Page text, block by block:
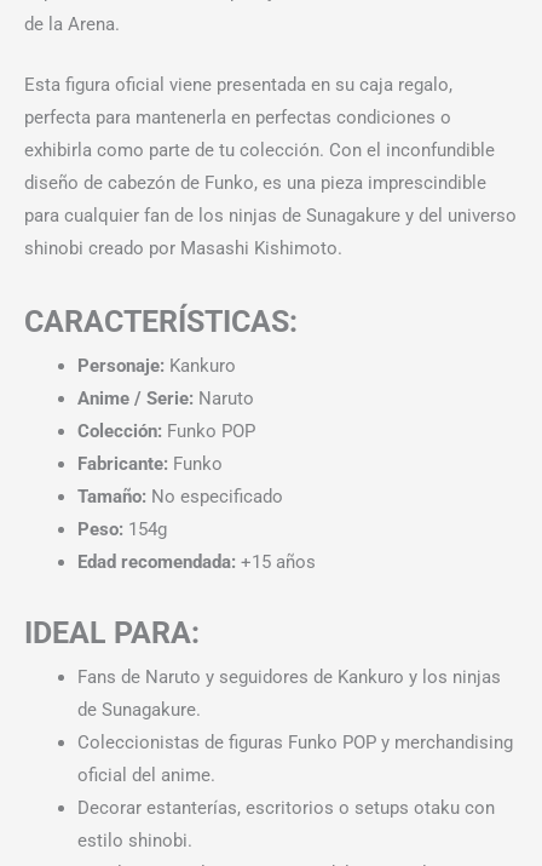
de la Arena.
Esta figura oficial viene presentada en su caja regalo,
perfecta para mantenerla en perfectas condiciones o
exhibirla como parte de tu colección. Con el inconfundible
diseño de cabezón de Funko, es una pieza imprescindible
para cualquier fan de los ninjas de Sunagakure y del universo
shinobi creado por Masashi Kishimoto.
CARACTERÍSTICAS:
Personaje: Kankuro
Anime / Serie: Naruto
Colección: Funko POP
Fabricante: Funko
Tamaño: No especificado
Peso: 154g
Edad recomendada: +15 años
IDEAL PARA:
Fans de Naruto y seguidores de Kankuro y los ninjas
de Sunagakure.
Coleccionistas de figuras Funko POP y merchandising
oficial del anime.
Decorar estanterías, escritorios o setups otaku con
estilo shinobi.